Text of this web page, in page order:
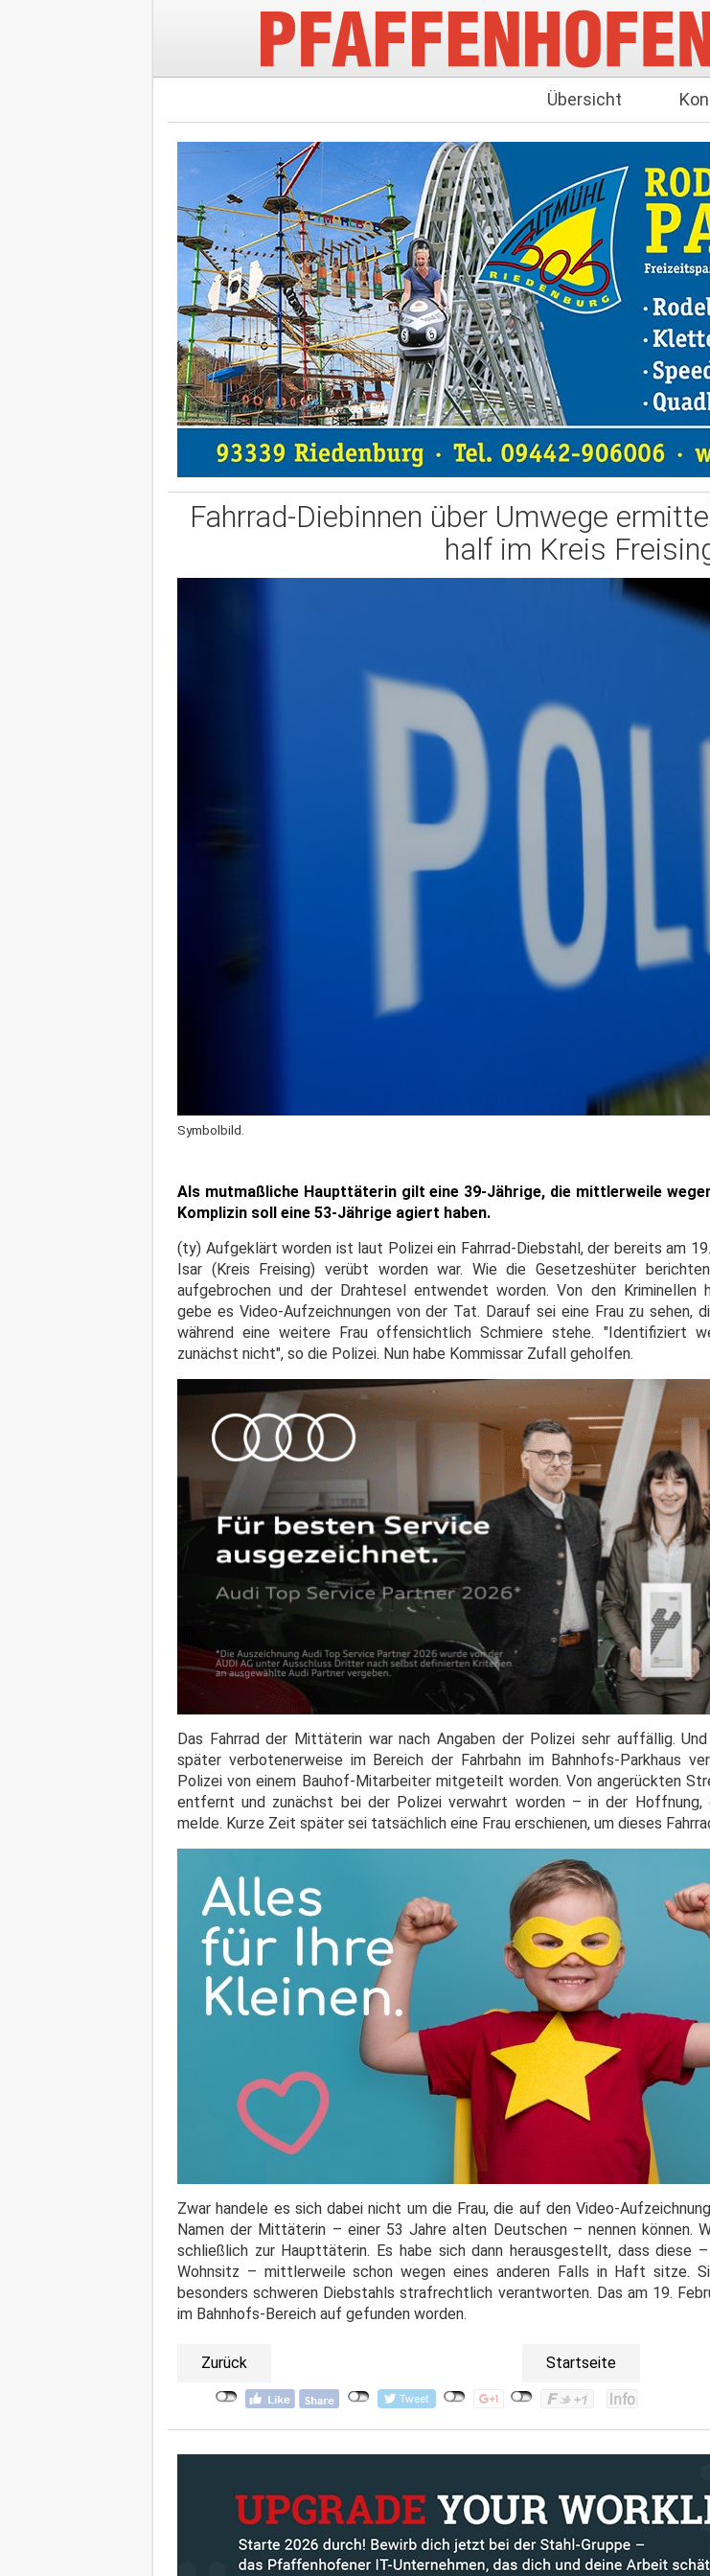
Übersicht
Fahrrad-Diebinnen über Umwege
half im Kreis
Symbolbild.
Als mutmaßliche Haupttäterin gilt eine 39-Jährige, die mittlerweile
Komplizin soll eine 53-Jährige agiert haben.
(ty) Aufgeklärt worden ist laut Polizei ein Fahrrad-Diebstahl, der bereits am
Isar (Kreis Freising) verübt worden war. Wie die Gesetzeshüter
aufgebrochen und der Drahtesel entwendet worden. Von den
gebe es Video-Aufzeichnungen von der Tat. Darauf sei eine Frau zu sehen,
während eine weitere Frau offensichtlich Schmiere stehe. "Identifiziert
zunächst nicht", so die Polizei. Nun habe Kommissar Zufall geholfen.
Das Fahrrad der Mittäterin war nach Angaben der Polizei sehr auffällig.
später verbotenerweise im Bereich der Fahrbahn im Bahnhofs-Parkhaus
Polizei von einem Bauhof-Mitarbeiter mitgeteilt worden. Von angerückten
entfernt und zunächst bei der Polizei verwahrt worden – in der Hoffnung,
melde. Kurze Zeit später sei tatsächlich eine Frau erschienen, um dieses
Zwar handele es sich dabei nicht um die Frau, die auf den Video-
Namen der Mittäterin – einer 53 Jahre alten Deutschen – nennen können.
schließlich zur Haupttäterin. Es habe sich dann herausgestellt, dass diese
Wohnsitz – mittlerweile schon wegen eines anderen Falls in Haft sitze.
besonders schweren Diebstahls strafrechtlich verantworten. Das am 19.
im Bahnhofs-Bereich auf gefunden worden.
Zurück Startseite